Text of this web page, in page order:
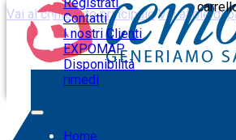
Vai al contenuto principale Vai al piè di
Contatti
I nostri Clienti
EXPOMAP
Disponibilità
rimedi
Home